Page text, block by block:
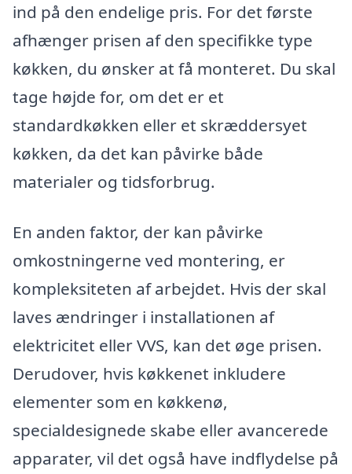
ind på den endelige pris. For det første
afhænger prisen af den specifikke type
køkken, du ønsker at få monteret. Du skal
tage højde for, om det er et
standardkøkken eller et skræddersyet
køkken, da det kan påvirke både
materialer og tidsforbrug.
En anden faktor, der kan påvirke
omkostningerne ved montering, er
kompleksiteten af arbejdet. Hvis der skal
laves ændringer i installationen af
elektricitet eller VVS, kan det øge prisen.
Derudover, hvis køkkenet inkludere
elementer som en køkkenø,
specialdesignede skabe eller avancerede
apparater, vil det også have indflydelse på